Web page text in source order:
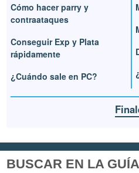
Cómo hacer parry y
contraataques
Conseguir Exp y Plata
rápidamente
¿Cuándo sale en PC?
BUSCAR EN LA GUÍA